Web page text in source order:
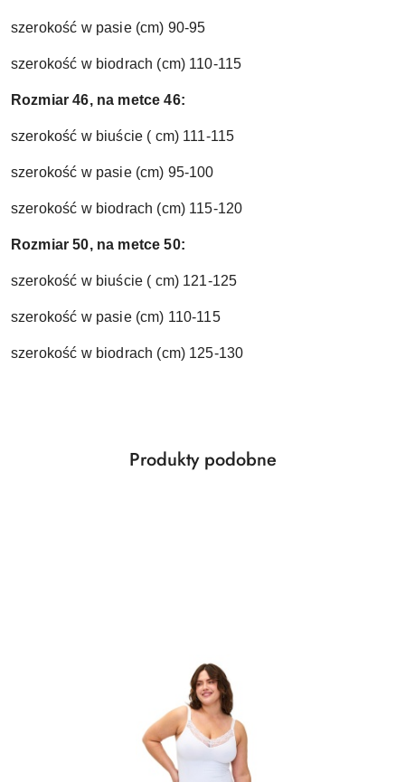
szerokość w pasie (cm) 90-95
szerokość w biodrach (cm) 110-115
Rozmiar 46, na metce 46:
szerokość w biuście ( cm) 111-115
szerokość w pasie (cm) 95-100
szerokość w biodrach (cm) 115-120
Rozmiar 50, na metce 50:
szerokość w biuście ( cm) 121-125
szerokość w pasie (cm) 110-115
szerokość w biodrach (cm) 125-130
Pomiń karuzelę produktów
Produkty
Produkty podobne